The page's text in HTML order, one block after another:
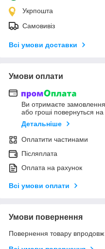
Укрпошта
Самовивіз
Всі умови доставки
Умови оплати
Ви отримаєте замовлення
або гроші повернуться
Детальніше
Оплатити частинами
Післяплата
Оплата на рахунок
Всі умови оплати
Умови повернення
Повернення товару впродовж